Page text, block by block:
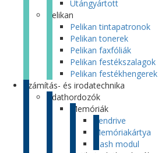
Utángyártott
Pelikan
Pelikan tintapatronok
Pelikan tonerek
Pelikan faxfóliák
Pelikan festékszalagok
Pelikan festékhengerek
Számítás- és irodatechnika
Adathordozók
Memóriák
Pendrive
Memóriakártya
Flash modul